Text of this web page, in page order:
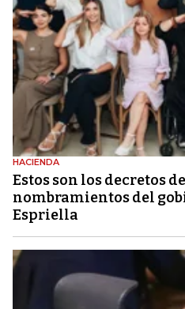
HACIENDA
Estos son los decretos
nombramientos del
Espriella